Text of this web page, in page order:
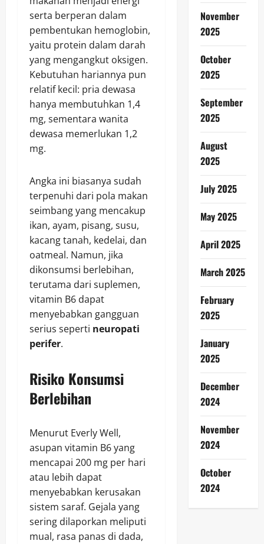
serta berperan dalam
pembentukan hemoglobin,
yaitu protein dalam darah
yang mengangkut oksigen.
Kebutuhan hariannya pun
relatif kecil: pria dewasa
hanya membutuhkan 1,4
mg, sementara wanita
dewasa memerlukan 1,2
mg.
Angka ini biasanya sudah
terpenuhi dari pola makan
seimbang yang mencakup
ikan, ayam, pisang, susu,
kacang tanah, kedelai, dan
oatmeal. Namun, jika
dikonsumsi berlebihan,
terutama dari suplemen,
vitamin B6 dapat
menyebabkan gangguan
serius seperti neuropati
perifer.
Risiko Konsumsi
Berlebihan
Menurut Everly Well,
asupan vitamin B6 yang
mencapai 200 mg per hari
atau lebih dapat
menyebabkan kerusakan
sistem saraf. Gejala yang
sering dilaporkan meliputi
mual, rasa panas di dada,
November
2025
October
2025
September
2025
August
2025
July 2025
May 2025
April 2025
March 2025
February
2025
January
2025
December
2024
November
2024
October
2024